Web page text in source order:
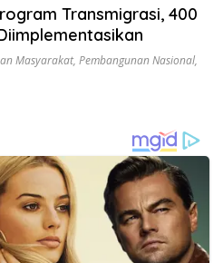
Transmigrasi, 400
Masyarakat, Pembangunan Nasional,